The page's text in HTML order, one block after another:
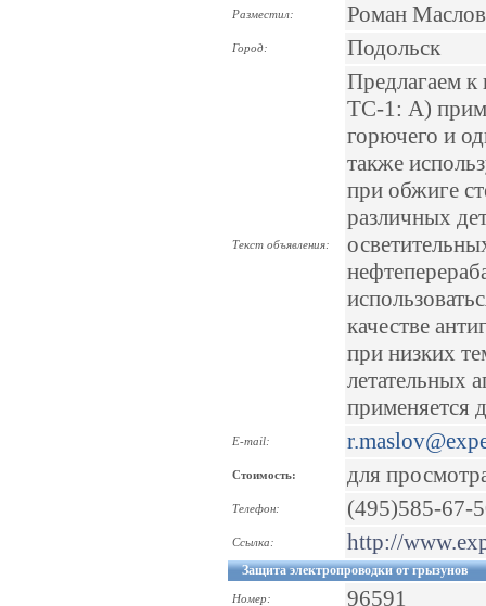
Разместил: Роман Маслов
Город: Подольск
Текст объявления:
Предлагаем
ТС-1: А)
горючего и
также
при обжиге
различных
качестве
при низких
летательных
применяется
E-mail:
Стоимость: для
Телефон: (495)585-67-
Ссылка: http://
Защита электропроводки от грызунов
Номер: 96591